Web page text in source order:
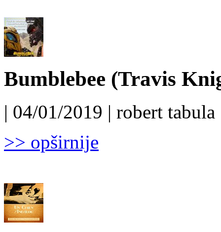
Bumblebee (Travis
| 04/01/2019 | robert tabula
>> opširnije